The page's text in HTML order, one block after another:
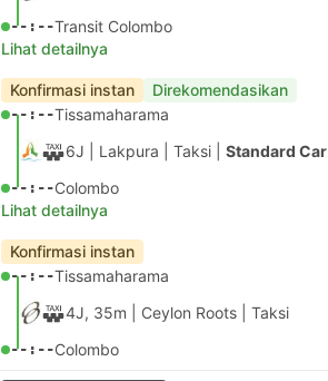
--:--Transit Colombo
Lihat detailnya
Konfirmasi instan Direkomendasikan
--:--Tissamaharama
6J | Lakpura Taksi Standard Car
--:--Colombo
Lihat detailnya
Konfirmasi instan
--:--Tissamaharama
4J, 35m | Ceylon Roots Taksi
--:--Colombo